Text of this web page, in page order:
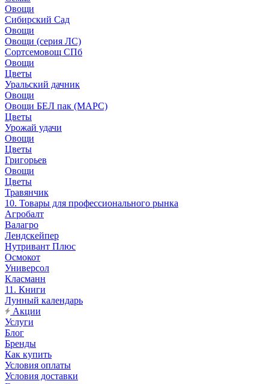
Овощи
Сибирский Сад
Овощи
Овощи (серия ЛС)
Сортсемовощ СПб
Овощи
Цветы
Уральский дачник
Овощи
Овощи БЕЛ пак (МАРС)
Цветы
Урожай удачи
Овощи
Цветы
Григорьев
Овощи
Цветы
Травянчик
10. Товары для профессионального рынка
Агробалт
Валагро
Лендскейпер
Нутривант Плюс
Осмокот
Универсол
Класманн
11. Книги
Лунный календарь
Акции
Услуги
Блог
Бренды
Как купить
Условия оплаты
Условия доставки